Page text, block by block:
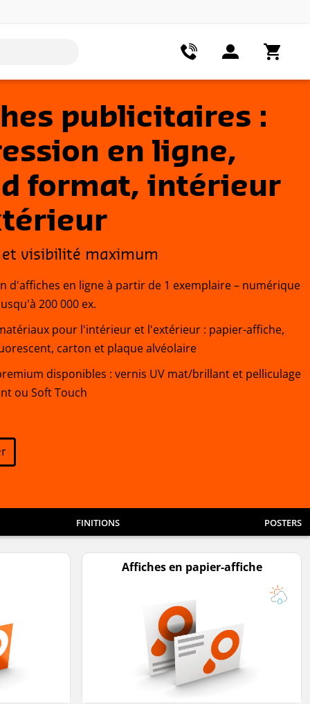
publicitaires :
en ligne,
format, intérieur
visibilité maximum
d'affiches en ligne à partir de 1 exemplaire – numérique
200 000 ex.
pour l'intérieur et l'extérieur : papier-affiche,
carton et plaque alvéolaire
disponibles : vernis UV mat/brillant et pelliculage
ou Soft Touch
FINITIONS POSTERS
Affiches en papier-affiche